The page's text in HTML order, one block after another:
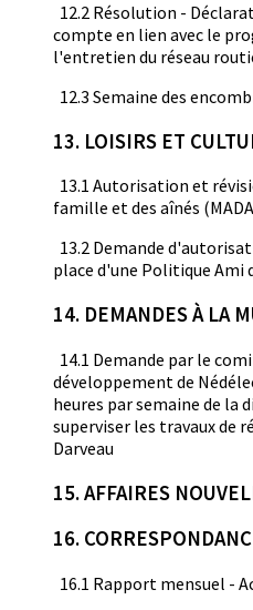
12.2 Résolution -
compte en lien avec le
l'entretien du réseau
12.3 Semaine des
13. LOISIRS ET
13.1 Autorisation et
famille et des aînés
13.2 Demande
place d'une Politique Ami
14. DEMANDES À LA
14.1 Demande par le
développement de
heures par semaine de la
superviser les travaux de
Darveau
15. AFFAIRES
16.
16.1 Rapport mensuel -